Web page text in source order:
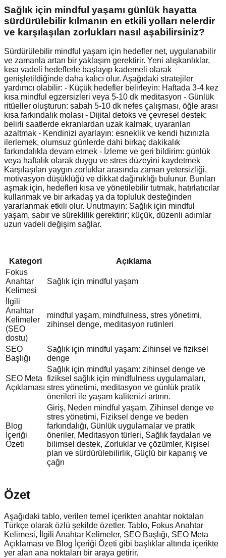
Sağlık için mindful yaşamı günlük hayatta
sürdürülebilir kılmanın en etkili yolları nelerdir
ve karşılaşılan zorlukları nasıl aşabilirsiniz?
Sürdürülebilir mindful yaşam için hedefler net, uygulanabilir
ve zamanla artan bir yaklaşım gerektirir. Yeni alışkanlıklar,
kısa vadeli hedeflerle başlayıp kademeli olarak
genişletildiğinde daha kalıcı olur. Aşağıdaki stratejiler
yardımcı olabilir: - Küçük hedefler belirleyin: Haftada 3-4 kez
kısa mindful egzersizleri veya 5-10 dk meditasyon - Günlük
ritüeller oluşturun: sabah 5-10 dk nefes çalışması, öğle arası
kısa farkındalık molası - Dijital detoks ve çevresel destek:
belirli saatlerde ekranlardan uzak kalmak, uyaranları
azaltmak - Kendinizi ayarlayın: esneklik ve kendi hızınızla
ilerlemek, olumsuz günlerde dahi birkaç dakikalık
farkındalıkla devam etmek - İzleme ve geri bildirim: günlük
veya haftalık olarak duygu ve stres düzeyini kaydetmek
Karşılaşılan yaygın zorluklar arasında zaman yetersizliği,
motivasyon düşüklüğü ve dikkat dağınıklığı bulunur. Bunları
aşmak için, hedefleri kısa ve yönetilebilir tutmak, hatırlatıcılar
kullanmak ve bir arkadaş ya da topluluk desteğinden
yararlanmak etkili olur. Unutmayın: Sağlık için mindful
yaşam, sabır ve süreklilik gerektirir; küçük, düzenli adımlar
uzun vadeli değişim sağlar.
Kategori
Açıklama
Fokus
Anahtar
Kelimesi
Sağlık için mindful yaşam
İlgili
Anahtar
Kelimeler
(SEO
dostu)
mindful yaşam, mindfulness, stres yönetimi,
zihinsel denge, meditasyon rutinleri
SEO
Başlığı
Sağlık için mindful yaşam: Zihinsel ve fiziksel
denge
SEO Meta
Açıklaması
Sağlık için mindful yaşam: zihinsel denge ve
fiziksel sağlık için mindfulness uygulamaları,
stres yönetimi, meditasyon ve günlük pratik
önerileri ile yaşam kalitenizi artırın.
Blog
İçeriği
Özeti
Giriş, Neden mindful yaşam, Zihinsel denge ve
stres yönetimi, Fiziksel denge ve beden
farkındalığı, Günlük uygulamalar ve pratik
öneriler, Meditasyon türleri, Sağlık faydaları ve
bilimsel destek, Zorluklar ve çözümler, Kişisel
plan ve sürdürülebilirlik, Güçlü bir kapanış ve
çağrı
Özet
Aşağıdaki tablo, verilen temel içerikten anahtar noktaları
Türkçe olarak özlü şekilde özetler. Tablo, Fokus Anahtar
Kelimesi, İlgili Anahtar Kelimeler, SEO Başlığı, SEO Meta
Açıklaması ve Blog İçeriği Özeti gibi başlıklar altında içerikte
yer alan ana noktaları bir araya getirir.